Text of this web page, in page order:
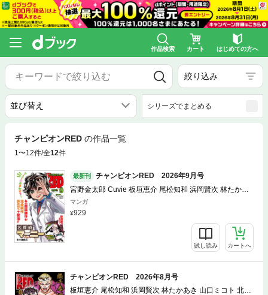
作品検索 カート はじめての方へ
絞り込み
シリーズでまとめる
チャンピオンRED の作品一覧
1〜12件/全12件
最新刊
チャンピオンRED 2026年9月号
宮野金太郎 Cuvie 板垣恵介 尾松知和 浜岡賢次 林たかあ
き 車田正美 サイトウケンジ 上田信舟 パーミン 深見真 刻
夜セイゴ 木々津克久 トホコウ 岸馬きらく Xぴえろ 稲山
覚也 間千里 ブラッドレー・ボンド＋フィリップ・Ｎ・モ
ーゼズ 田畑由秋 余湖裕輝 阿部恭子 ブル 高橋葉介 みもり
かわのゆうすけ 山口ミコト 北河トウタ 中山昌亮
マンガ
929
試し読み カートへ
チャンピオンRED 2026年8月号
板垣恵介 尾松知和 浜岡賢次 林たかあき 山口ミコト 北河